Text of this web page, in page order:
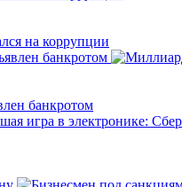
на коррупции
банкротом